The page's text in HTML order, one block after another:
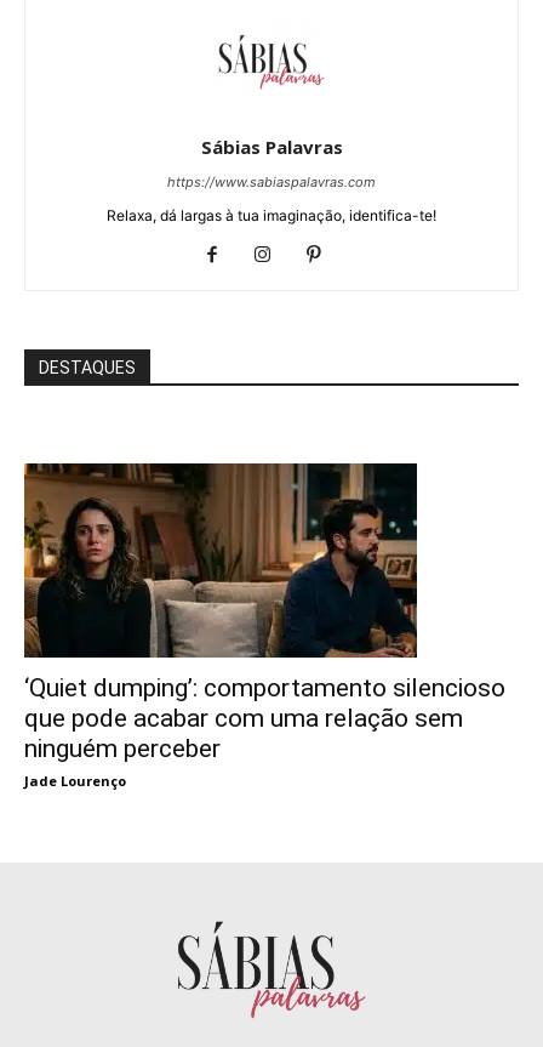
Sábias Palavras
https://www.sabiaspalavras.com
Relaxa, dá largas à tua imaginação, identifica-te!
DESTAQUES
‘Quiet dumping’: comportamento silencioso
que pode acabar com uma relação sem
ninguém perceber
Jade Lourenço